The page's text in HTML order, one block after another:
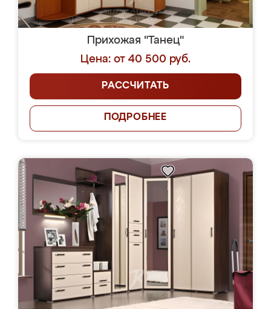
Прихожая "Танец"
Цена: от 40 500 руб.
РАССЧИТАТЬ
ПОДРОБНЕЕ